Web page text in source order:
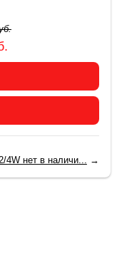
4W нет в наличи...
→